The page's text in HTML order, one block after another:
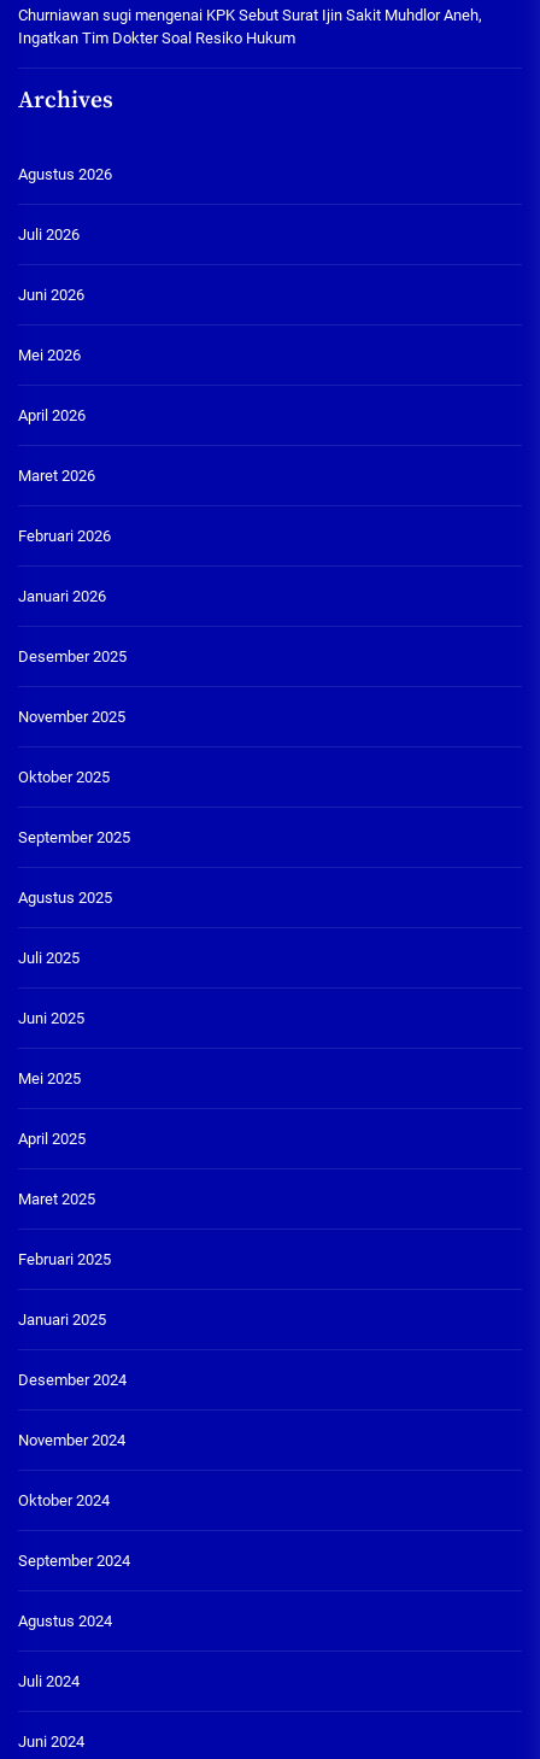
Churniawan sugi mengenai KPK Sebut Surat Ijin Sakit Muhdlor Aneh,
Ingatkan Tim Dokter Soal Resiko Hukum
Archives
Agustus 2026
Juli 2026
Juni 2026
Mei 2026
April 2026
Maret 2026
Februari 2026
Januari 2026
Desember 2025
November 2025
Oktober 2025
September 2025
Agustus 2025
Juli 2025
Juni 2025
Mei 2025
April 2025
Maret 2025
Februari 2025
Januari 2025
Desember 2024
November 2024
Oktober 2024
September 2024
Agustus 2024
Juli 2024
Juni 2024